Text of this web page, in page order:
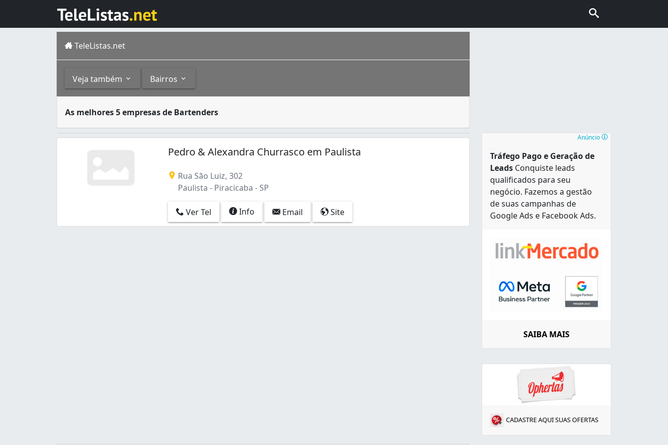
TeleListas.net
Veja também Bairros
As melhores 5 empresas de Bartenders
Piracicaba é um município no interior do estado de São Paulo, localizada à noroeste da capital . Sua população foi estimada pelo IBGE em 391 449
Pedro & Alexandra Churrasco em Paulista
Rua São Luiz, 302
Paulista - Piracicaba - SP
Ver Tel Info Email Site
Anúncio
Tráfego Pago e Geração de
Leads Conquiste leads
qualificados para seu
negócio. Fazemos a gestão
de suas campanhas de
Google Ads e Facebook Ads.
SAIBA MAIS
CADASTRE AQUI SUAS OFERTAS